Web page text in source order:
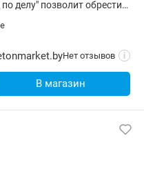
делу" позволит обрести
развития и
поможет: - увидеть
- понять, на каком этапе
дальше; - оценить
риски; - выбрать
и запусков.
Нет отзывов i
В магазин